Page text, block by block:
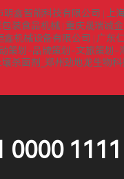
明鑫智能科技有限公司
上
装食品机械 重庆晟瑞诚
鑫机械设备有限公司
广东
策划-品牌策划-文旅策划-
杀菌剂_郑州劲地龙生物
0000 1111